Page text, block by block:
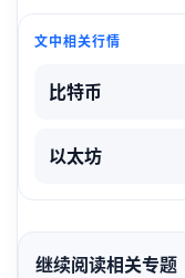
文中相关行情
比特币
以太坊
继续阅读相关专题